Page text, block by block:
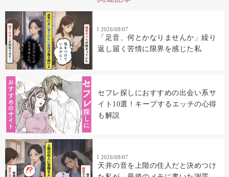
2026/08/07
「足音、何とかなりませんか」繰り
返し届く苦情に限界を感じた私
セフレ探しにおすすめの出会い系サ
イト10選！キープするエッチの心得
も解説
2026/08/07
天井の音を上階の住人だと決めつけ